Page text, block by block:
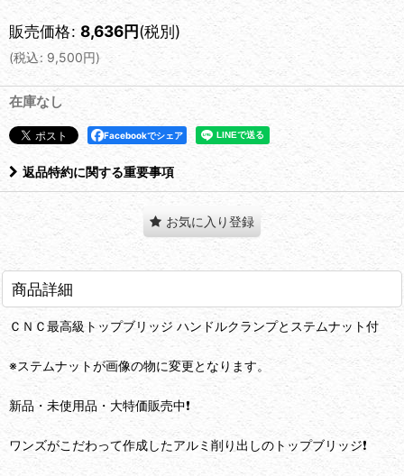
販売価格: 8,636円(税別)
(税込: 9,500円)
在庫なし
Facebookでシェア
返品特約に関する重要事項
お気に入り登録
商品詳細
ＣＮＣ最高級トップブリッジ ハンドルクランプとステムナット付
※ステムナットが画像の物に変更となります。
新品・未使用品・大特価販売中❗️
ワンズがこだわって作成したアルミ削り出しのトップブリッジ❗️